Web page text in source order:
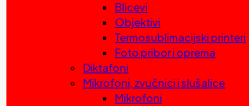
Blicevi
Objektivi
Termosublimacijski printeri
Foto pribor i oprema
Diktafoni
Mikrofoni, zvučnici i slušalice
Mikrofoni